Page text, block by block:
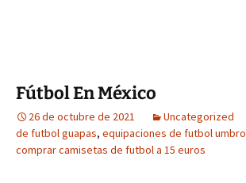
Fútbol En México
26 de octubre de 2021 Uncategorized
de futbol guapas, equipaciones de futbol umbro
comprar camisetas de futbol a 15 euros